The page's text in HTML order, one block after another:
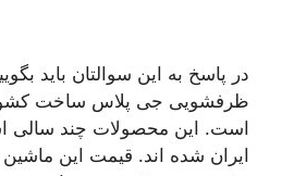
در پاسخ به این سوالتان باید
ظرفشویی جی پلاس ساخت کشور
است. این محصولات چند سالی
ایران شده اند. قیمت این